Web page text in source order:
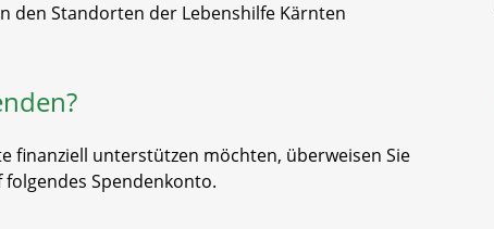
den Standorten der Lebenshilfe Kärnten
finanziell unterstützen möchten, überweisen Sie
Spendenkonto.